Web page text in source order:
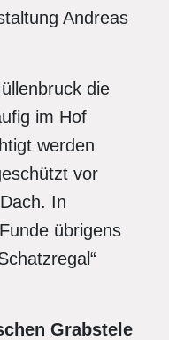
Andreas
die
im Hof
werden
vor
In
übrigens
Grabstele